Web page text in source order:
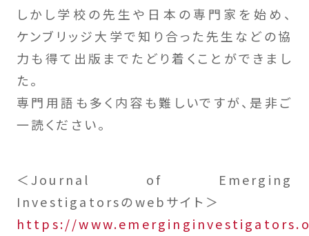
しかし学校の先生や日本の専門家を始め、
ケンブリッジ大学で知り合った先生などの協
力も得て出版までたどり着くことができまし
た。
専門用語も多く内容も難しいですが、是非ご
一読ください。
＜Journal of Emerging
Investigatorsのwebサイト＞
https://